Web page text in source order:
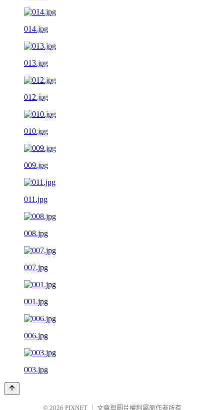
014.jpg
013.jpg
012.jpg
010.jpg
009.jpg
011.jpg
008.jpg
007.jpg
001.jpg
006.jpg
003.jpg
© 2026 PIXNET 文章與圖片權利屬原作者所有